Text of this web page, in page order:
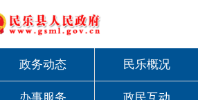
政务动态 民乐概况
办事服务 政民互动